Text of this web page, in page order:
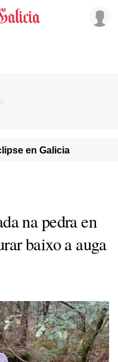
en Galicia
na pedra en
baixo a auga